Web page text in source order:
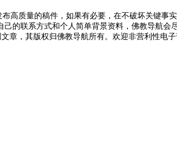
高质量的稿件，如果有必要，在不破坏关键
的联系方式和个人简单背景资料，佛教导航会
章，其版权归佛教导航所有。欢迎非营利性电